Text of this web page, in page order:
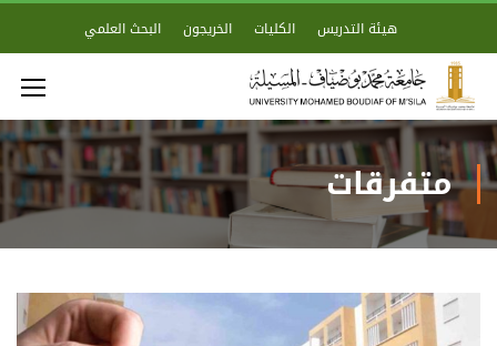
هيئة التدريس الكليات الخريجون البحث العلمي
متفرقات